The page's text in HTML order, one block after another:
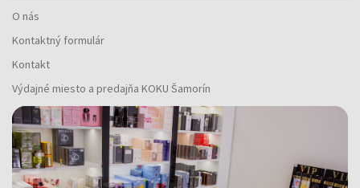
O nás
Kontaktný formulár
Kontakt
Výdajné miesto a predajňa KOKU Šamorín